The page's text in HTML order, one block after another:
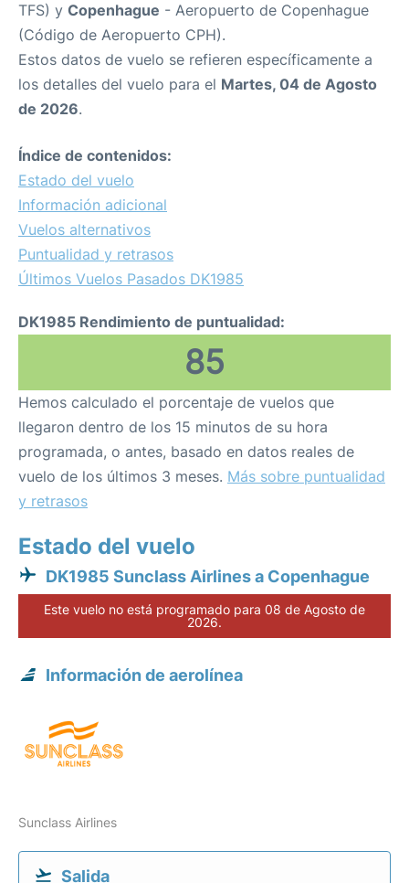
TFS) y Copenhague - Aeropuerto de Copenhague
(Código de Aeropuerto CPH).
Estos datos de vuelo se refieren específicamente a
los detalles del vuelo para el Martes, 04 de Agosto
de 2026.
Índice de contenidos:
Estado del vuelo
Información adicional
Vuelos alternativos
Puntualidad y retrasos
Últimos Vuelos Pasados DK1985
DK1985 Rendimiento de puntualidad:
85
Hemos calculado el porcentaje de vuelos que
llegaron dentro de los 15 minutos de su hora
programada, o antes, basado en datos reales de
vuelo de los últimos 3 meses. Más sobre puntualidad
y retrasos
Estado del vuelo
DK1985 Sunclass Airlines a Copenhague
Este vuelo no está programado para 08 de Agosto de
2026.
Información de aerolínea
Sunclass Airlines
Salida